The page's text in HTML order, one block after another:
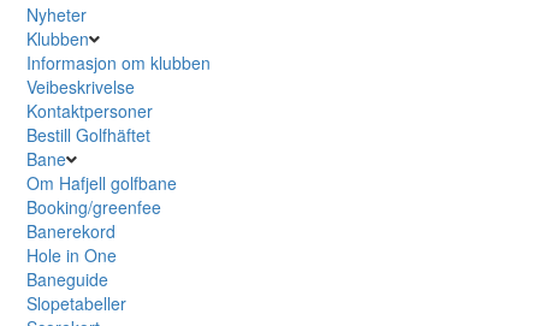
Nyheter
Klubben
Informasjon om klubben
Veibeskrivelse
Kontaktpersoner
Bestill Golfhäftet
Bane
Om Hafjell golfbane
Booking/greenfee
Banerekord
Hole in One
Baneguide
Slopetabeller